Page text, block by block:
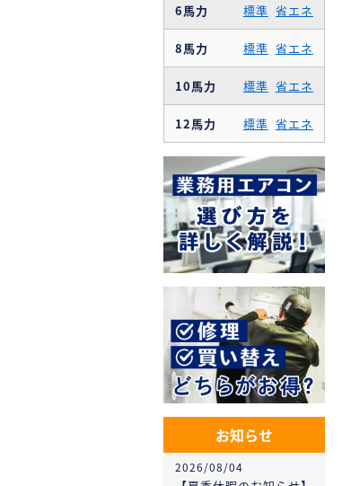
6馬力 標準 省エネ
8馬力 標準 省エネ
10馬力 標準 省エネ
12馬力 標準 省エネ
お知らせ
2026/08/04